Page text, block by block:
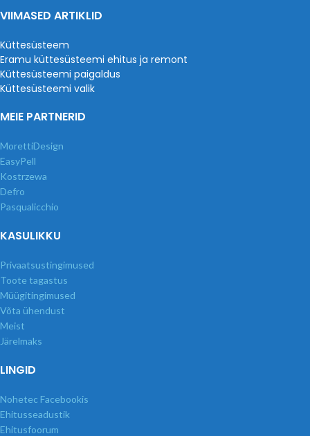
VIIMASED ARTIKLID
Küttesüsteem
Eramu küttesüsteemi ehitus ja remont
Küttesüsteemi paigaldus
Küttesüsteemi valik
MEIE PARTNERID
MorettiDesign
EasyPell
Kostrzewa
Defro
Pasqualicchio
KASULIKKU
Privaatsustingimused
Toote tagastus
Müügitingimused
Võta ühendust
Meist
Järelmaks
LINGID
Nohetec Facebookis
Ehitusseadustik
Ehitusfoorum